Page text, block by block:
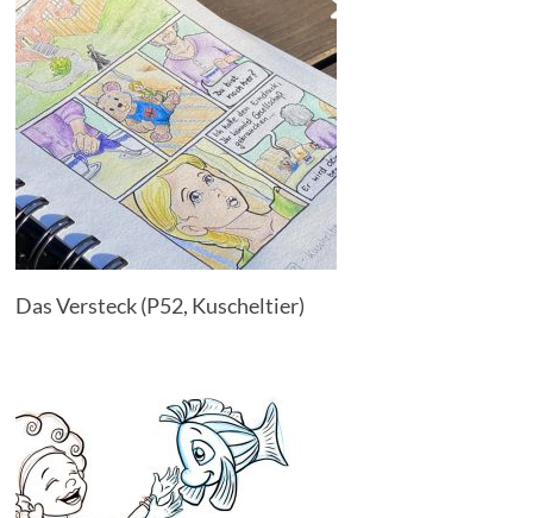
Das Versteck (P52, Kuscheltier)